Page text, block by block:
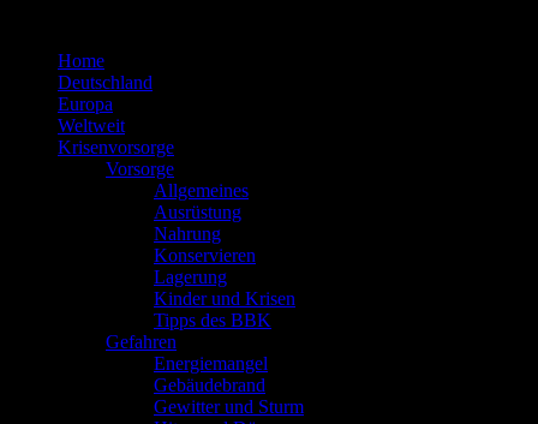
springenHome
Deutschland
Europa
Weltweit
Krisenvorsorge
Vorsorge
Allgemeines
Ausrüstung
Nahrung
Konservieren
Lagerung
Kinder und Krisen
Tipps des BBK
Gefahren
Energiemangel
Gebäudebrand
Gewitter und Sturm